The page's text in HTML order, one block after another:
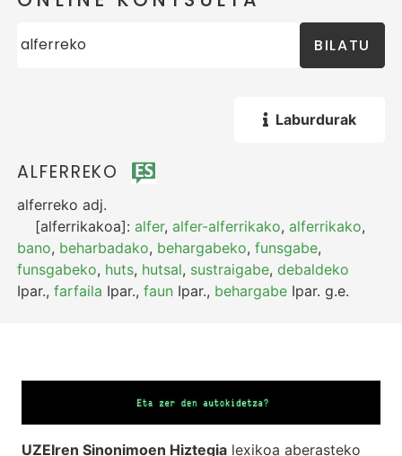
BILATU
Laburdurak
ALFERREKO
alferreko adj.
[alferrikakoa]:alfer,alfer-alferrikako,alferrikako,
bano, beharbadako, behargabeko,funsgabe,
funsgabeko, huts, hutsal, sustraigabe,debaldeko
Ipar.,farfaila Ipar.,faun Ipar., behargabe Ipar. g.e.
UZEIren Sinonimoen Hiztegia lexikoa aberasteko